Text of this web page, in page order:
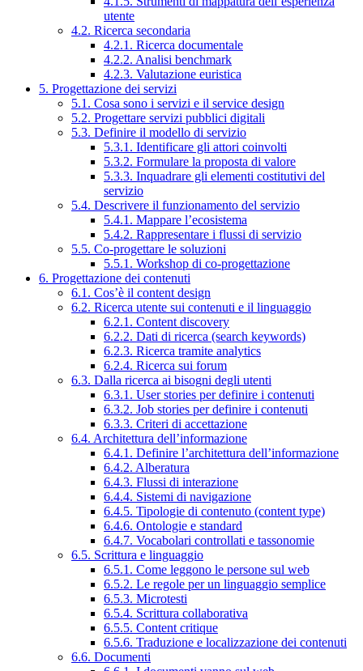
utente
4.2. Ricerca secondaria
4.2.1. Ricerca documentale
4.2.2. Analisi benchmark
4.2.3. Valutazione euristica
5. Progettazione dei servizi
5.1. Cosa sono i servizi e il service design
5.2. Progettare servizi pubblici digitali
5.3. Definire il modello di servizio
5.3.1. Identificare gli attori coinvolti
5.3.2. Formulare la proposta di valore
5.3.3. Inquadrare gli elementi costitutivi del
servizio
5.4. Descrivere il funzionamento del servizio
5.4.1. Mappare l’ecosistema
5.4.2. Rappresentare i flussi di servizio
5.5. Co-progettare le soluzioni
5.5.1. Workshop di co-progettazione
6. Progettazione dei contenuti
6.1. Cos’è il content design
6.2. Ricerca utente sui contenuti e il linguaggio
6.2.1. Content discovery
6.2.2. Dati di ricerca (search keywords)
6.2.3. Ricerca tramite analytics
6.2.4. Ricerca sui forum
6.3. Dalla ricerca ai bisogni degli utenti
6.3.1. User stories per definire i contenuti
6.3.2. Job stories per definire i contenuti
6.3.3. Criteri di accettazione
6.4. Architettura dell’informazione
6.4.1. Definire l’architettura dell’informazione
6.4.2. Alberatura
6.4.3. Flussi di interazione
6.4.4. Sistemi di navigazione
6.4.5. Tipologie di contenuto (content type)
6.4.6. Ontologie e standard
6.4.7. Vocabolari controllati e tassonomie
6.5. Scrittura e linguaggio
6.5.1. Come leggono le persone sul web
6.5.2. Le regole per un linguaggio semplice
6.5.3. Microtesti
6.5.4. Scrittura collaborativa
6.5.5. Content critique
6.5.6. Traduzione e localizzazione dei contenuti
6.6. Documenti